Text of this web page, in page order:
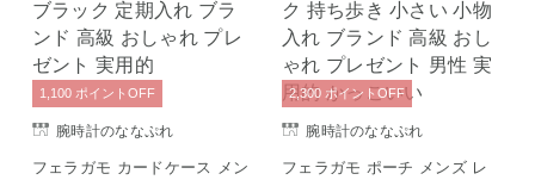
腕時計のななぷれ
フェラガモ カードケース メン
1,100 ポイント OFF
腕時計のななぷれ
フェラガモ ポーチ メンズ レ
2,300 ポイントOFF